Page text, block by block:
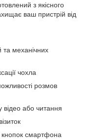
з якісного
ваш пристрій від
та механічних
чохла
розмов
відео або читання
кнопок смартфона